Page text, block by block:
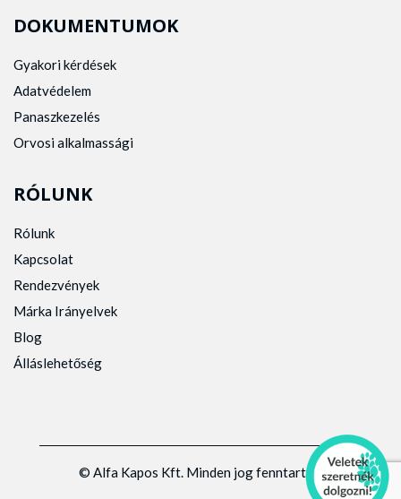
DOKUMENTUMOK
Gyakori kérdések
Adatvédelem
Panaszkezelés
Orvosi alkalmassági
RÓLUNK
Rólunk
Kapcsolat
Rendezvények
Márka Irányelvek
Blog
Álláslehetőség
© Alfa Kapos Kft. Minden jog fenntartva.